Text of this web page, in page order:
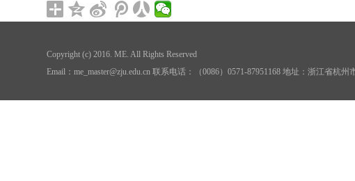
Copyright (c) 2016. ME. All Rights Reserved
Email：me_master@zju.edu.cn 联系电话：（0086）0571-87951168 地址：浙江省杭